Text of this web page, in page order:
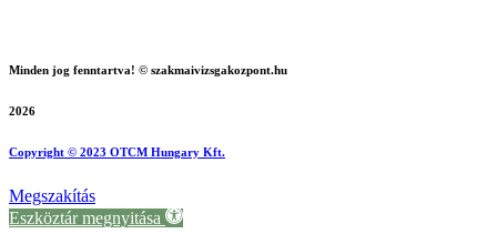
Minden jog fenntartva! © szakmaivizsgakozpont.hu
2026
Copyright © 2023 OTCM Hungary Kft.
Megszakítás
Eszköztár megnyitása